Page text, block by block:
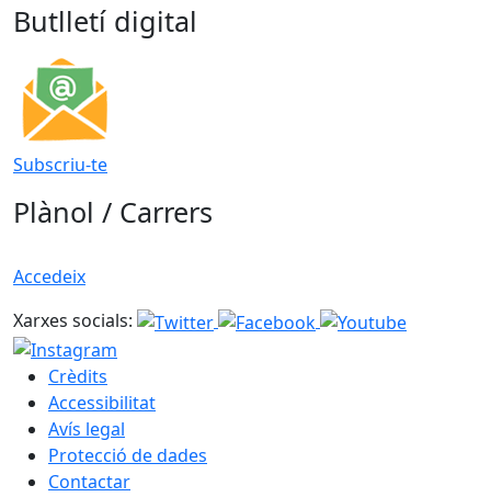
Butlletí digital
Subscriu-te
Plànol / Carrers
Accedeix
Xarxes socials:
Crèdits
Accessibilitat
Avís legal
Protecció de dades
Contactar